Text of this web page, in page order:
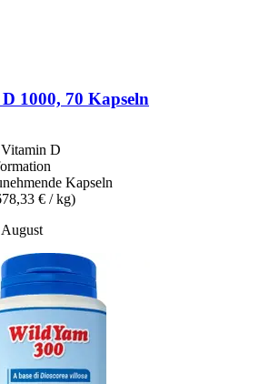
D 1000, 70 Kapseln
D
Kapseln
€ / kg)